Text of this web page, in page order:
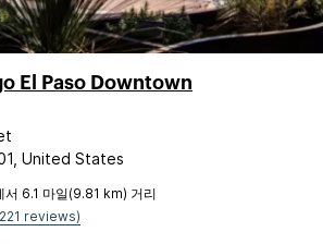
El Paso Downtown
United States
6.1 마일(9.81 km) 거리
reviews)